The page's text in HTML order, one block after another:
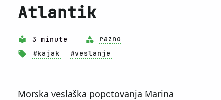
Atlantik
3 minute
razno
#kajak
#veslanje
Morska veslaška popotovanja Marina